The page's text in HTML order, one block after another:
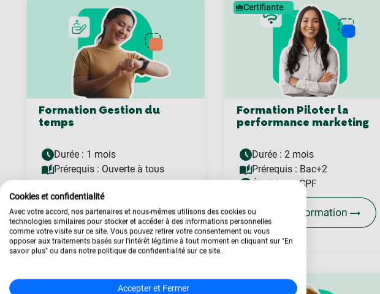
Formation Gestion du
temps
Durée : 1 mois
Prérequis : Ouverte à tous
Certifiante
Formation Piloter la
performance marketing
Durée : 2 mois
Prérequis : Bac+2
Éligible au CPF
Cookies et confidentialité
Avec votre accord, nos partenaires et nous-mêmes utilisons des cookies ou
technologies similaires pour stocker et accéder à des informations personnelles
comme votre visite sur ce site. Vous pouvez retirer votre consentement ou vous
opposer aux traitements basés sur l'intérêt légitime à tout moment en cliquant sur "En
savoir plus" ou dans notre politique de confidentialité sur ce site.
Accepter et Fermer